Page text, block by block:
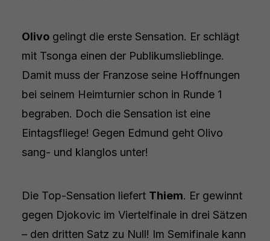
Olivogelingt die erste Sensation. Er schlägt
mit Tsonga einen der Publikumslieblinge.
Damit muss der Franzose seine Hoffnungen
bei seinem Heimturnier schon in Runde 1
begraben. Doch die Sensation ist eine
Eintagsfliege! Gegen Edmund geht Olivo
sang- und klanglos unter!
Die Top-Sensation liefert Thiem. Er gewinnt
gegen Djokovic im Viertelfinale in drei Sätzen
– den dritten Satz zu Null! Im Semifinale kann